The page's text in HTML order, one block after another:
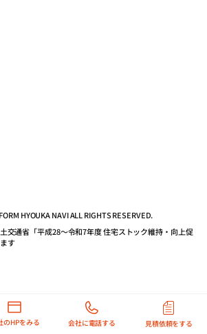
のHPをみる 会社に電話する 見積依頼をする
とは
せ
なさまへ
集
す
る
る
ームの基礎知識
体トピックス
ー
て
いづくりナビセンター
住宅センター
HYOUKA NAVI ALL RIGHTS RESERVED.
交通省「平成28～令和7年度 住宅ストック維持・向上促
す